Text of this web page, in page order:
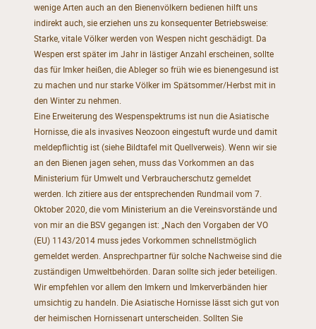
wenige Arten auch an den Bienenvölkern bedienen hilft uns
indirekt auch, sie erziehen uns zu konsequenter Betriebsweise:
Starke, vitale Völker werden von Wespen nicht geschädigt. Da
Wespen erst später im Jahr in lästiger Anzahl erscheinen, sollte
das für Imker heißen, die Ableger so früh wie es bienengesund ist
zu machen und nur starke Völker im Spätsommer/Herbst mit in
den Winter zu nehmen.
Eine Erweiterung des Wespenspektrums ist nun die Asiatische
Hornisse, die als invasives Neozoon eingestuft wurde und damit
meldepflichtig ist (siehe Bildtafel mit Quellverweis). Wenn wir sie
an den Bienen jagen sehen, muss das Vorkommen an das
Ministerium für Umwelt und Verbraucherschutz gemeldet
werden. Ich zitiere aus der entsprechenden Rundmail vom 7.
Oktober 2020, die vom Ministerium an die Vereinsvorstände und
von mir an die BSV gegangen ist: „Nach den Vorgaben der VO
(EU) 1143/2014 muss jedes Vorkommen schnellstmöglich
gemeldet werden. Ansprechpartner für solche Nachweise sind die
zuständigen Umweltbehörden. Daran sollte sich jeder beteiligen.
Wir empfehlen vor allem den Imkern und Imkerverbänden hier
umsichtig zu handeln. Die Asiatische Hornisse lässt sich gut von
der heimischen Hornissenart unterscheiden. Sollten Sie